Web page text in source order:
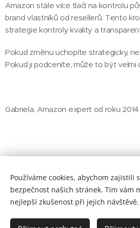
Amazon stále více tlačí na kontrolu
brand vlastníků od resellerů. Tento
strategie kontroly kvality a
Pokud změnu uchopíte strategicky,
Pokud ji podceníte, může to být velmi
Gabriela, Amazon expert od roku 2014
© 2026
Používáme cookies, abychom zajistili
bezpečnost našich stránek. Tím vám
nejlepší zkušenost při jejich návštěvě.